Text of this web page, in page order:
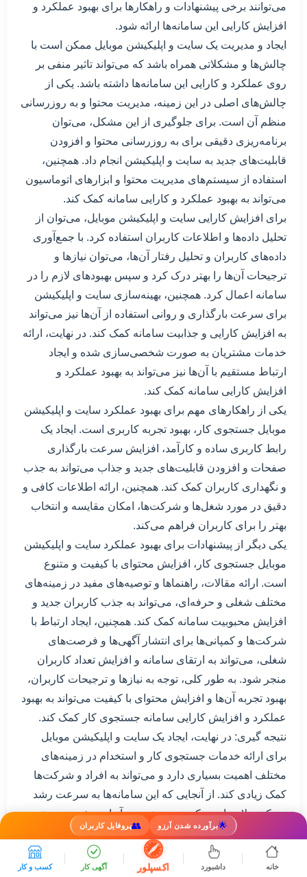
🌟برآورده شدن آرزو 👥پروفایل کاربران
خانه داشبورد اکسپلور آگهی کار کسب و کار
می‌توانند برخی پیشنهادات و راهکارها برای بهبود عملکرد و
افزایش کارایی این سامانه‌ها ارائه شود.
ایجاد و مدیریت یک سایت و اپلیکیشن موبایل ممکن است با
چالش‌ها و مشکلاتی همراه باشد که می‌تواند تاثیر منفی بر
روی عملکرد و کارایی این سامانه‌ها داشته باشد. یکی از
چالش‌های اصلی در این زمینه، مدیریت محتوا و به روزرسانی
منظم آن است. برای جلوگیری از این مشکل، می‌توان
برنامه‌ریزی دقیقی برای به روزرسانی محتوا و افزودن
قابلیت‌های جدید به سایت و اپلیکیشن انجام داد. همچنین،
استفاده از سیستم‌های مدیریت محتوا و ابزارهای اتوماسیون
می‌تواند به بهبود عملکرد و کارایی سامانه کمک کند.
برای افزایش کارایی سایت و اپلیکیشن موبایل، می‌توان از
تحلیل داده‌ها و اطلاعات کاربران استفاده کرد. با جمع‌آوری
داده‌های کاربران و تحلیل رفتار آن‌ها، می‌توان نیازها و
ترجیحات آن‌ها را بهتر درک کرد و سپس بهبودهای لازم را در
سامانه اعمال کرد. همچنین، بهینه‌سازی سایت و اپلیکیشن
برای سرعت بارگذاری و روانی استفاده از آن‌ها نیز می‌تواند
به افزایش کارایی و جذابیت سامانه کمک کند. در نهایت، ارائه
خدمات مشتریان به صورت شخصی‌سازی شده و ایجاد
ارتباط مستقیم با آن‌ها نیز می‌تواند به بهبود عملکرد و
افزایش کارایی سامانه کمک کند.
یکی از راهکارهای مهم برای بهبود عملکرد سایت و اپلیکیشن
موبایل جستجوی کار، بهبود تجربه کاربری است. ایجاد یک
رابط کاربری ساده و کارآمد، افزایش سرعت بارگذاری
صفحات و افزودن قابلیت‌های جدید و جذاب می‌تواند به جذب
و نگهداری کاربران کمک کند. همچنین، ارائه اطلاعات کافی و
دقیق در مورد شغل‌ها و شرکت‌ها، امکان مقایسه و انتخاب
بهتر را برای کاربران فراهم می‌کند.
یکی دیگر از پیشنهادات برای بهبود عملکرد سایت و اپلیکیشن
موبایل جستجوی کار، افزایش محتوای با کیفیت و متنوع
است. ارائه مقالات، راهنماها و توصیه‌های مفید در زمینه‌های
مختلف شغلی و حرفه‌ای، می‌تواند به جذب کاربران جدید و
افزایش محبوبیت سامانه کمک کند. همچنین، ایجاد ارتباط با
شرکت‌ها و کمپانی‌ها برای انتشار آگهی‌ها و فرصت‌های
شغلی، می‌تواند به ارتقای سامانه و افزایش تعداد کاربران
منجر شود. به طور کلی، توجه به نیازها و ترجیحات کاربران،
بهبود تجربه آن‌ها و افزایش محتوای با کیفیت می‌تواند به بهبود
عملکرد و افزایش کارایی سامانه جستجوی کار کمک کند.
نتیجه گیری: در نهایت، ایجاد یک سایت و اپلیکیشن موبایل
برای ارائه خدمات جستجوی کار و استخدام در زمینه‌های
مختلف اهمیت بسیاری دارد و می‌تواند به افراد و شرکت‌ها
کمک زیادی کند. از آنجایی که این سامانه‌ها به سرعت رشد
می‌کنند، لازم است که بهبود و توسعه آنها همیشه در دستور
کار قرار گیرد.
ایجاد یک سایت و اپلیکیشن موبایل برای ارائه خدمات
جستجوی کار و استخدام به افراد به عنوان یک راهکار موثر